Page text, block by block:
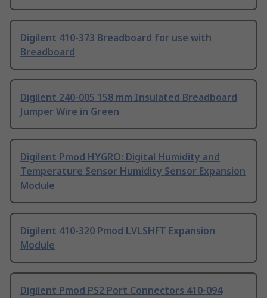
Digilent 410-373 Breadboard for use with
Breadboard
Digilent 240-005 158 mm Insulated Breadboard
Jumper Wire in Green
Digilent Pmod HYGRO: Digital Humidity and
Temperature Sensor Humidity Sensor Expansion
Module
Digilent 410-320 Pmod LVLSHFT Expansion
Module
Digilent Pmod PS2 Port Connectors 410-094